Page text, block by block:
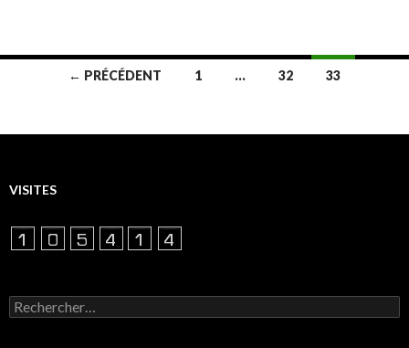
Navigation
articles
← PRÉCÉDENT 1 … 32 33
VISITES
Rechercher :